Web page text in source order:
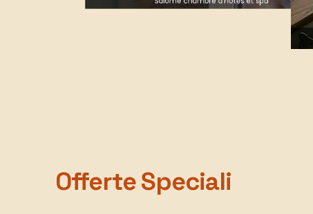
Offerte Speciali